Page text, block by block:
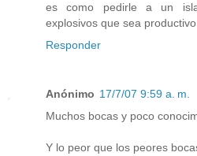
es como pedirle a un
explosivos que sea
Responder
Anónimo 17/7/07 9:59 a. m.
Muchos bocas y poco
Y lo peor que los peores